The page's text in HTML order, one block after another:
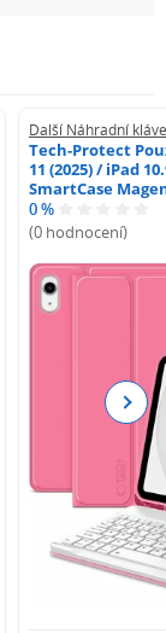
Další Náhradní
Tech-Protect
11 (2025) / iPad
SmartCase
0 %
(0 hodnocení)
Next